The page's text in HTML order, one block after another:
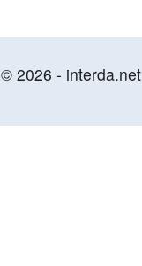
© 2026 - interda.net